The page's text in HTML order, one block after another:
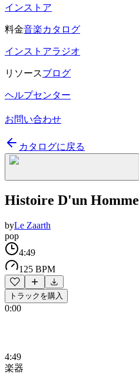
インストア
料金音楽カタログ
インストアラジオ
リソースブログ
ヘルプセンター
お問い合わせ
カタログに戻る
Histoire D'un Homme
byLe Zaarth
pop
4:49
125 BPM
トラックを購入
0:00
4:49
楽器